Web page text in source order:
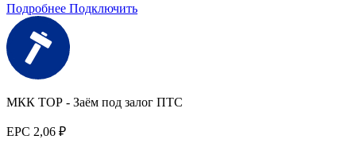
Подробнее Подключить
МКК ТОР - Заём под залог ПТС
EPC 2,06 ₽